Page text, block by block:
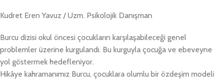
Kudret Eren Yavuz / Uzm. Psikolojik Danışman
Burcu dizisi okul öncesi çocukların karşılaşabileceği genel
problemler üzerine kurgulandı. Bu kurguyla çocuğa ve ebeveyne
yol göstermek hedefleniyor.
Hikâye kahramanımız Burcu, çocuklara olumlu bir özdeşim modeli